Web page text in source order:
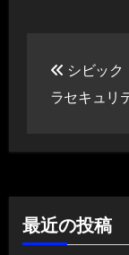
稿
ビ
ゲ
ー
シビッ
ラセキュリ
最近の投稿